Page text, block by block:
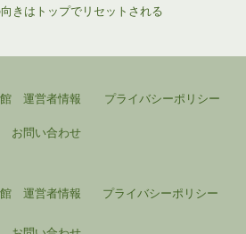
きはトップでリセットされる
館 運営者情報
プライバシーポリシー
お問い合わせ
館 運営者情報 プライバシーポリシー